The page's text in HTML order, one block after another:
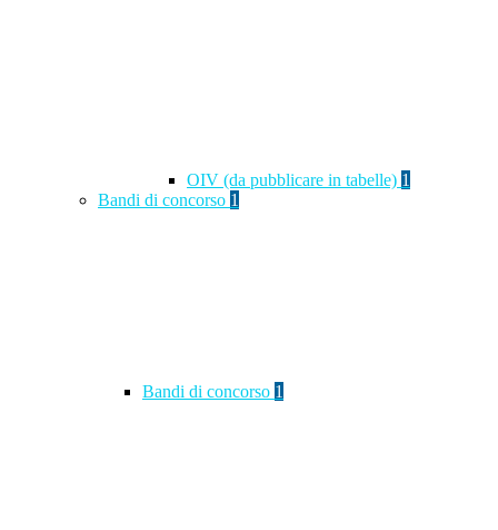
OIV (da pubblicare in tabelle) 1
Bandi di concorso 1
Bandi di concorso 1